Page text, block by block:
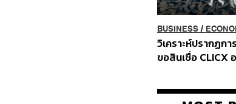
BUSINESS/
วิเคราะห์ปรากฏก
ขอสินเชื่อ CLICX
ปัญหาหนี้ครัวเรือ